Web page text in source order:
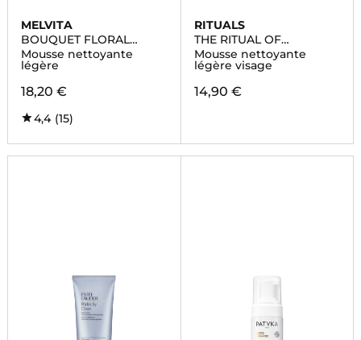
MELVITA
BOUQUET FLORAL
DETOX
Mousse nettoyante
légère
18,20 €
4,4 (15)
RITUALS
THE RITUAL OF
NAMASTE
Mousse nettoyante
légère visage
14,90 €